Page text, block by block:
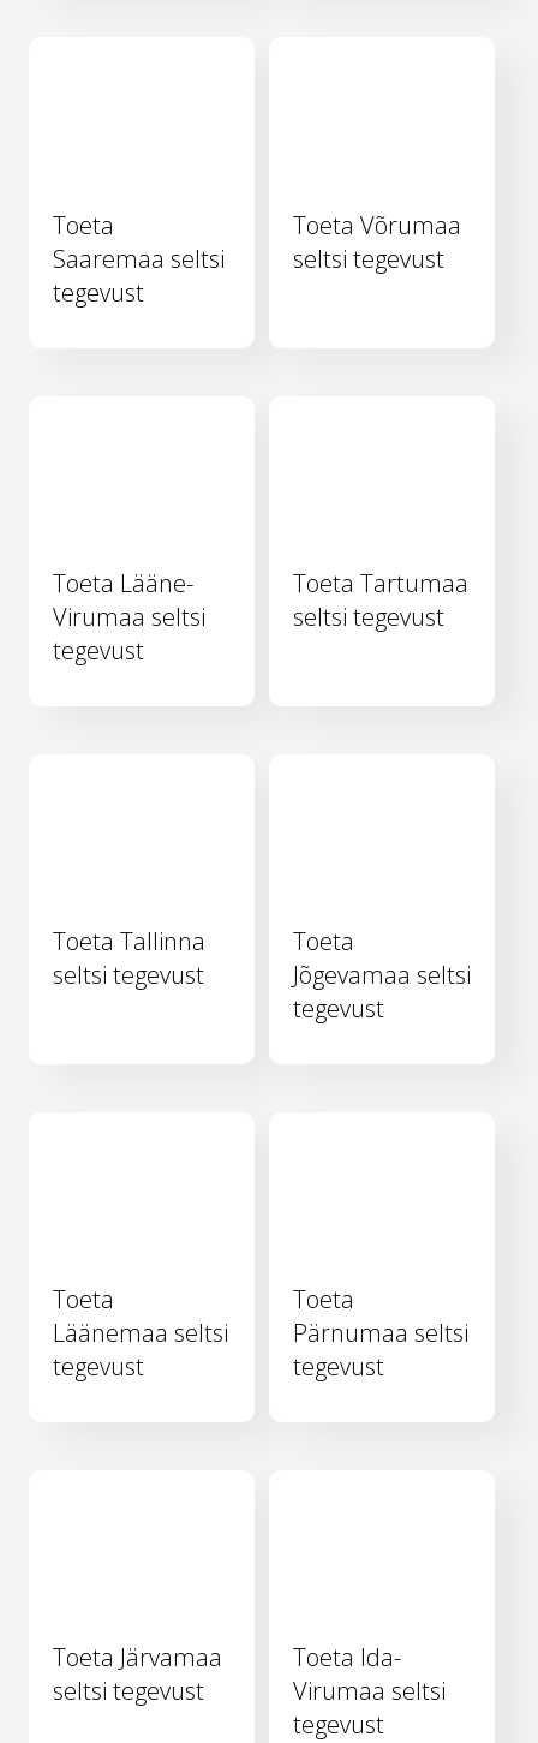
Toeta
Saaremaa seltsi
tegevust
Toeta Võrumaa
seltsi tegevust
Toeta Lääne-
Virumaa seltsi
tegevust
Toeta Tartumaa
seltsi tegevust
Toeta Tallinna
seltsi tegevust
Toeta
Jõgevamaa seltsi
tegevust
Toeta
Läänemaa seltsi
tegevust
Toeta
Pärnumaa seltsi
tegevust
Toeta Järvamaa
seltsi tegevust
Toeta Ida-
Virumaa seltsi
tegevust